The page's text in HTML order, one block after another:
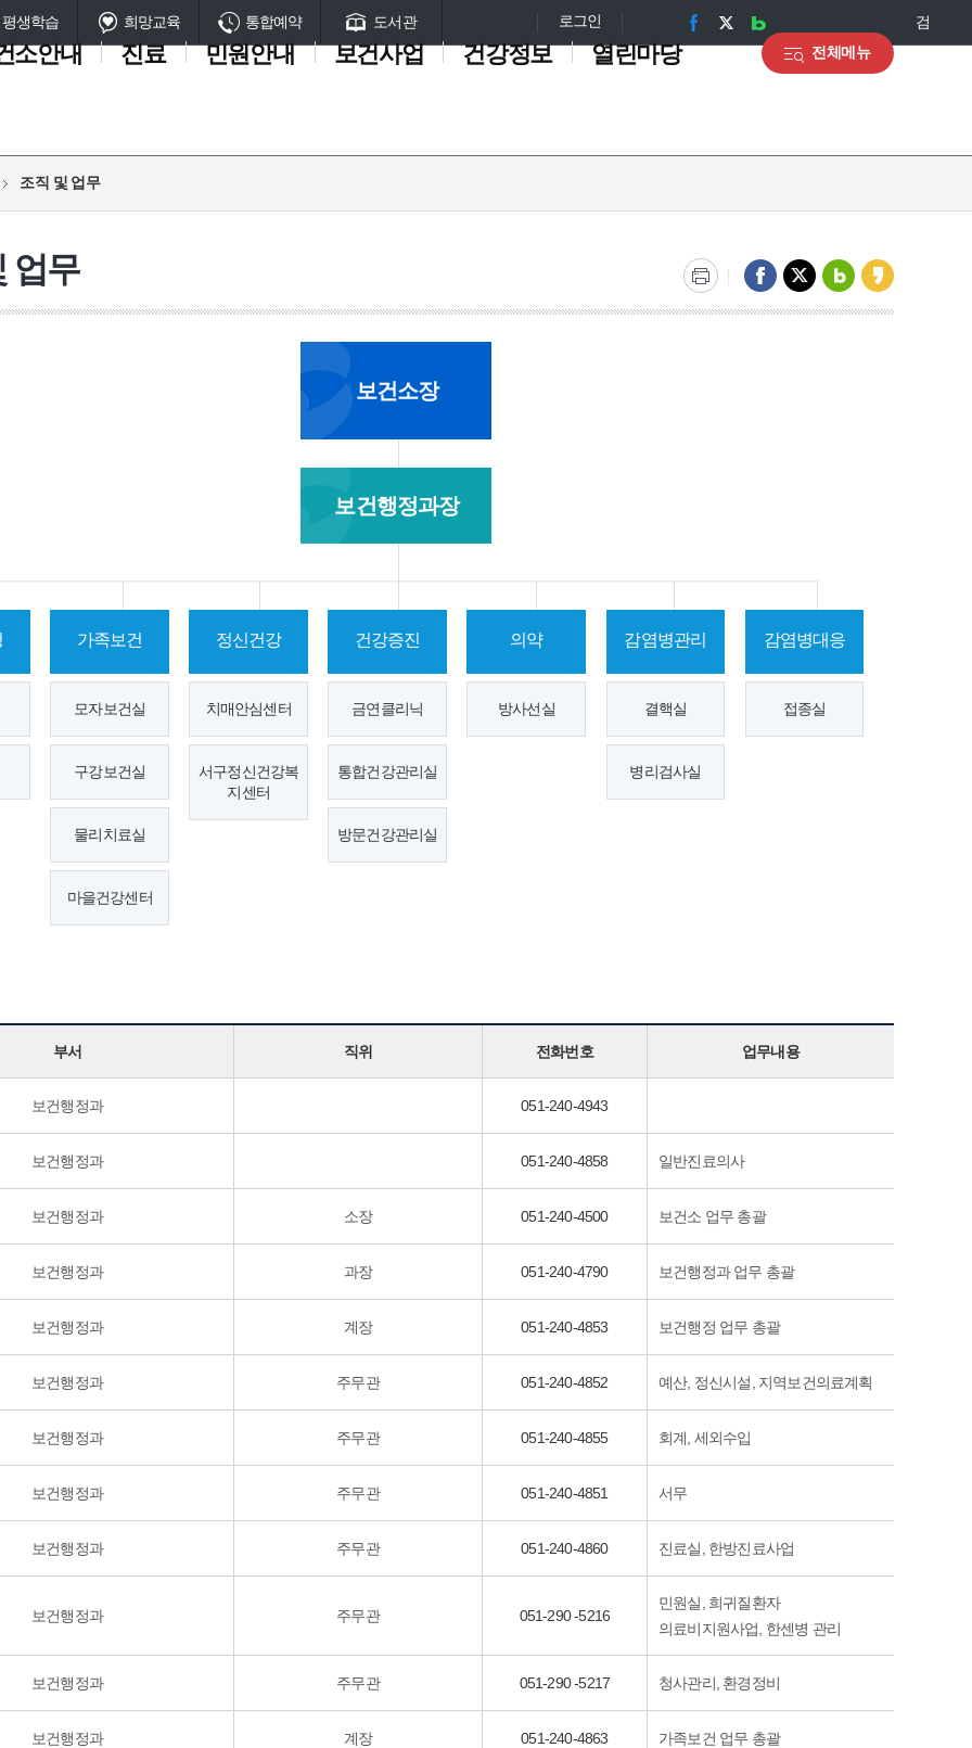
평생학습 희망교육 통합예약 도서관 로그인 검
전체메뉴
소안내
연혁 및 현
황 무 장 는 길
진료
결핵진료
민원안내 보건사업
영양플러
스 원
치매 치료관리비 지원
서구 암환자 의료비 지
실천사업 진
맘(mom)편한 임신 통
합제공 서비스
난임부부 시술비 지원
의료비 지원
선천성 대사이상 검사
및 환아관리
원사업
가임력 보존 지원사업
영구 불임 예상 난자·
지원사업(서구)
방문건강
관리사업
원
치매예방
정신건강 심리상담 바
건강정보
의료기관·
약국정보
야간 및 휴일 진료 의
료기관
(장기기증
장기기증 등 신청방법
열린마당
행정공개
관광 의료계획 션
조직 및 업무
업무
보건소장
보건행정과장
가족보건
모자보건실
구강보건실
물리치료실
마을건강센터
정신건강
치매안심센터
서구정신건강복
지센터
건강증진
금연클리닉
통합건강관리실
방문건강관리실
의약
방사선실
감염병관리
결핵실
병리검사실
감염병대응
접종실
부서 직위 전화번호 업무내용
보건행정과 051-240-4943
보건행정과 051-240-4858 일반진료의사
보건행정과 소장 051-240-4500 보건소 업무 총괄
보건행정과 과장 051-240-4790 보건행정과 업무 총괄
보건행정과 계장 051-240-4853 보건행정 업무 총괄
보건행정과 주무관 051-240-4852 예산, 정신시설, 지역보건의료계획
보건행정과 주무관 051-240-4855 회계, 세외수입
보건행정과 주무관 051-240-4851 서무
보건행정과 주무관 051-240-4860 진료실, 한방진료사업
보건행정과 주무관 051-290 -5216
민원실, 희귀질환자
의료비지원사업, 한센병 관리
보건행정과 주무관 051-290 -5217 청사관리, 환경정비
보건행정과 계장 051-240-4863 가족보건 업무 총괄